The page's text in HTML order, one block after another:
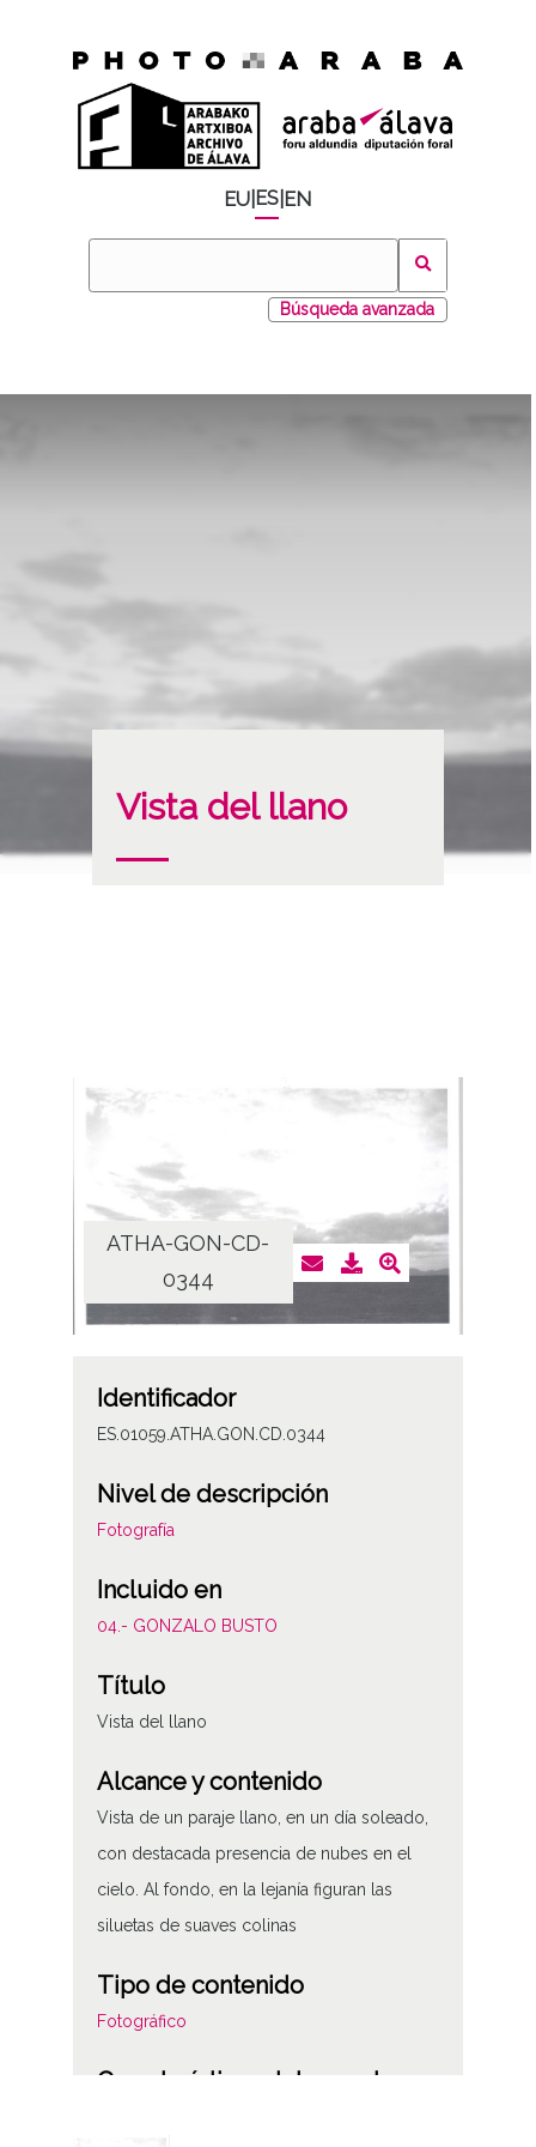
EU ES EN
Búsqueda avanzada
Vista del llano
ATHA-GON-CD-
0344
Identificador
ES.01059.ATHA.GON.CD.0344
Nivel de descripción
Fotografía
Incluido en
04.- GONZALO BUSTO
Título
Vista del llano
Alcance y contenido
Vista de un paraje llano, en un día soleado,
con destacada presencia de nubes en el
cielo. Al fondo, en la lejanía figuran las
siluetas de suaves colinas
Tipo de contenido
Fotográfico
Características del soporte